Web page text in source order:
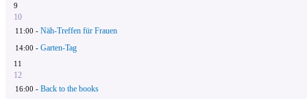
9
10
11:00 - Näh-Treffen für Frauen
14:00 - Garten-Tag
11
12
16:00 - Back to the books